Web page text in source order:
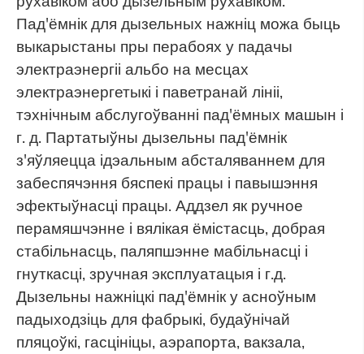
Пад'ёмнік для дызельных нажніц можа быць
выкарыстаны пры перабоях у падачы
электраэнергіі альбо на месцах
электраэнергетыкі і паветранай лініі,
тэхнічным абслугоўванні пад'ёмных машын і
г. д. Партатыўны дызельны пад'ёмнік
з'яўляецца ідэальным абсталяваннем для
забеспячэння бяспекі працы і павышэння
эфектыўнасці працы. Аддзел як ручное
перамяшчэнне і вялікая ёмістасць, добрая
стабільнасць, паляпшэнне мабільнасці і
гнуткасці, зручная эксплуатацыя і г.д.
Дызельны нажніцкі пад'ёмнік у асноўным
падыходзіць для фабрыкі, будаўнічай
пляцоўкі, гасцініцы, аэрапорта, вакзала,